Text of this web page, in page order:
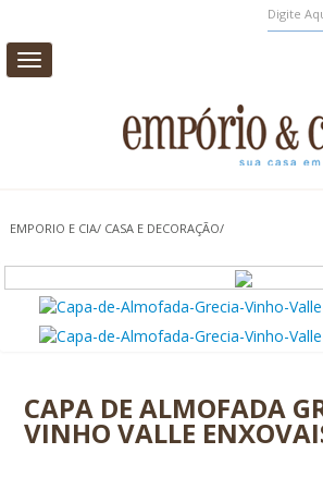
Toggle
navigation
CASA E DECORAÇÃO
AROMAS DE AMBIENTE
PROMOÇÃO
EMPORIO E CIA/ CASA E DECORAÇÃO/
0
CAPA DE ALMOFADA
VINHO VALLE